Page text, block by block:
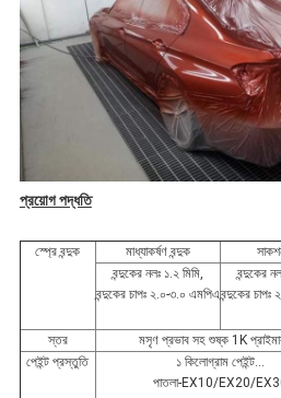
প্রয়োগ পদ্ধতি
স্প্রে বন্দুক মাধ্যাকর্ষণ বন্দুক
বন্দুকের নলঃ ১.২ মিমি,
বন্দুকের চাপঃ ২.০-৩.০ এমপিএ
বন্দুকের
বন্দুকের
স্তর
মসৃণ প্রভাব সহ শুষ্ক 1K
পেইন্ট প্রস্তুতি
১ কিলোগ্রাম পেইন্ট...
পাতলা-EX10/EX20/